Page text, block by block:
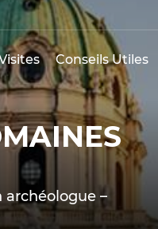
Conseils Utiles
archéologue –